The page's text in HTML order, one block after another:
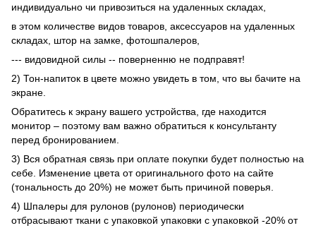
индивидуально чи привозиться на удаленных складах,
в этом количестве видов товаров, аксессуаров на удаленных
складах, штор на замке, фотошпалеров,
--- видовидной силы -- поверненню не подправят!
2) Тон-напиток в цвете можно увидеть в том, что вы бачите на
экране.
Обратитесь к экрану вашего устройства, где находится
монитор – поэтому вам важно обратиться к консультанту
перед бронированием.
3) Вся обратная связь при оплате покупки будет полностью на
себе. Изменение цвета от оригинального фото на сайте
(тональность до 20%) не может быть причиной поверья.
4) Шпалеры для рулонов (рулонов) периодически
отбрасывают ткани с упаковкой упаковки с упаковкой -20% от